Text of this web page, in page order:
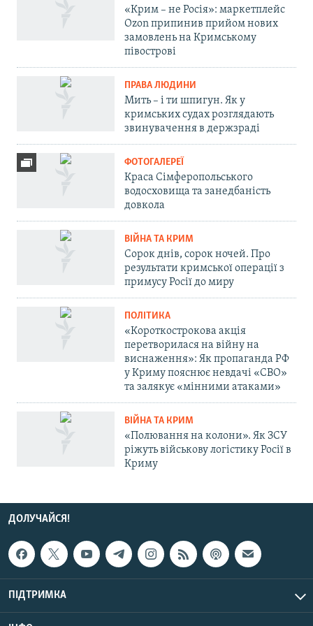
«Крим – не Росія»: маркетплейс
Ozon припинив прийом нових
замовлень на Кримському
півострові
ПРАВА ЛЮДИНИ
Мить – і ти шпигун. Як у
кримських судах розглядають
звинувачення в держзраді
ФОТОГАЛЕРЕЇ
Краса Сімферопольського
водосховища та занедбаність
довкола
ВІЙНА ТА КРИМ
Сорок днів, сорок ночей. Про
результати кримської операції з
примусу Росії до миру
ПОЛІТИКА
«Короткострокова акція
перетворилася на війну на
виснаження»: Як пропаганда РФ
у Криму пояснює невдачі «СВО»
та залякує «мінними атаками»
ВІЙНА ТА КРИМ
«Полювання на колони». Як ЗСУ
ріжуть військову логістику Росії в
Криму
ДОЛУЧАЙСЯ!
ПІДТРИМКА